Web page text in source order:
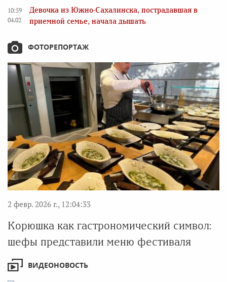
10:59
04.02
Девочка из Южно-Сахалинска, пострадавшая в
приемной семье, начала дышать
ФОТОРЕПОРТАЖ
2 февр. 2026 г., 12:04:33
Корюшка как гастрономический символ:
шефы представили меню фестиваля
ВИДЕОНОВОСТЬ